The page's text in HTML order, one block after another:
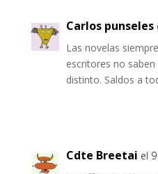
Carlos punseles
Las novelas
escritores no
distinto. Saldos a
Cdte Breetai el